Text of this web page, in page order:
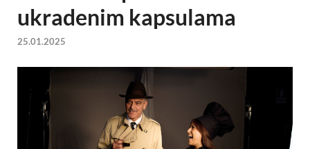
ukradenim kapsulama
25.01.2025